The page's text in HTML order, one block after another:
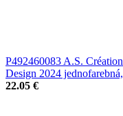
P492460083 A.S.
Design 2024
22.05 €